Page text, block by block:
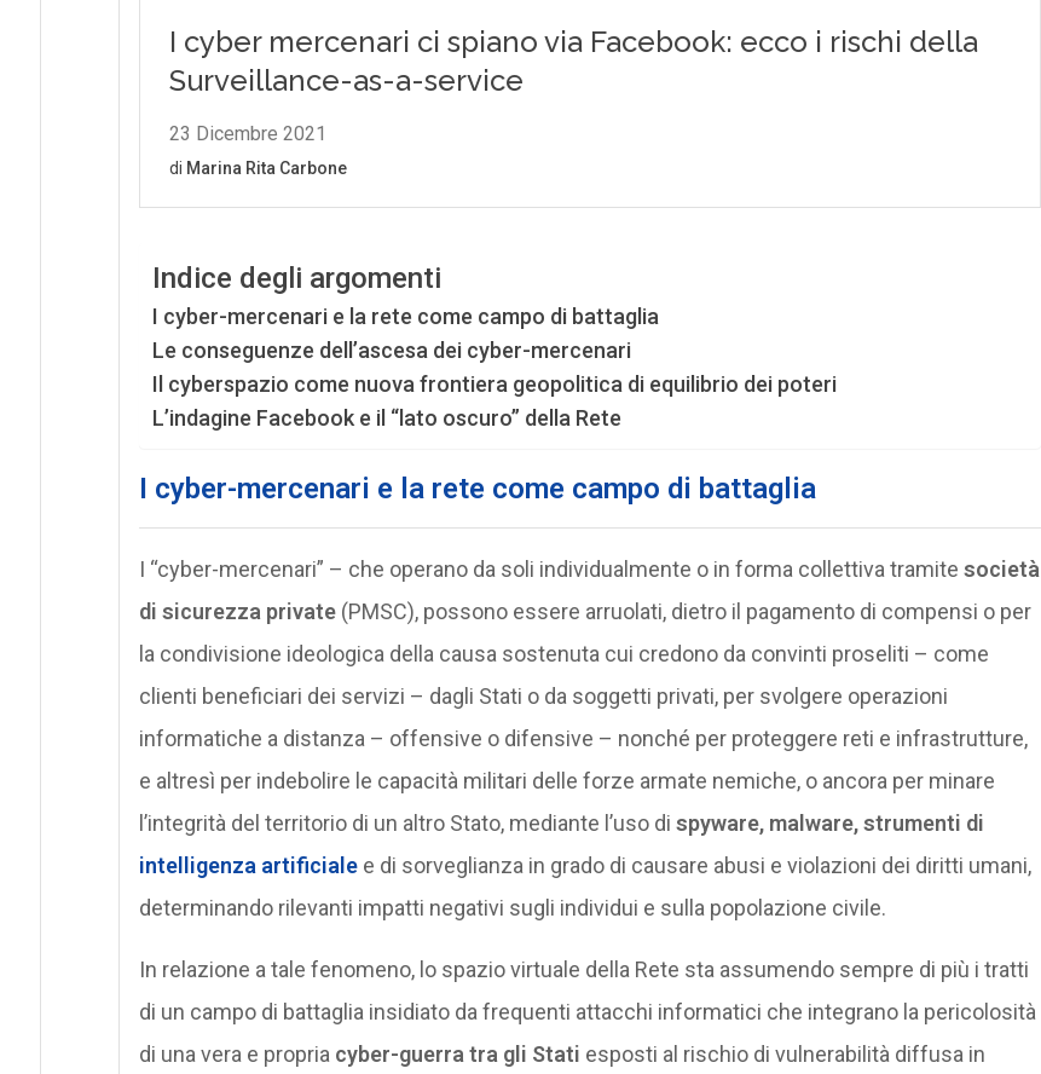
Indice degli argomenti
I cyber-mercenari e la rete come campo di battaglia
Le conseguenze dell’ascesa dei cyber-mercenari
Il cyberspazio come nuova frontiera geopolitica di equilibrio dei poteri
L’indagine Facebook e il “lato oscuro” della Rete
I cyber-mercenari e la rete come campo di battaglia
I “cyber-mercenari” – che operano da soli individualmente o in forma collettiva tramite società
di sicurezza private(PMSC), possono essere arruolati, dietro il pagamento di compensi o per
la condivisione ideologica della causa sostenuta cui credono da convinti proseliti – come
clienti beneficiari dei servizi – dagli Stati o da soggetti privati, per svolgere operazioni
informatiche a distanza – offensive o difensive – nonché per proteggere reti e infrastrutture,
e altresì per indebolire le capacità militari delle forze armate nemiche, o ancora per minare
l’integrità del territorio di un altro Stato, mediante l’uso di spyware, malware, strumenti di
intelligenza artificialee di sorveglianza in grado di causare abusi e violazioni dei diritti umani,
determinando rilevanti impatti negativi sugli individui e sulla popolazione civile.
In relazione a tale fenomeno, lo spazio virtuale della Rete sta assumendo sempre di più i tratti
di un campo di battaglia insidiato da frequenti attacchi informatici che integrano la pericolosità
di una vera e propria cyber-guerra tra gli Stati esposti al rischio di vulnerabilità diffusa in